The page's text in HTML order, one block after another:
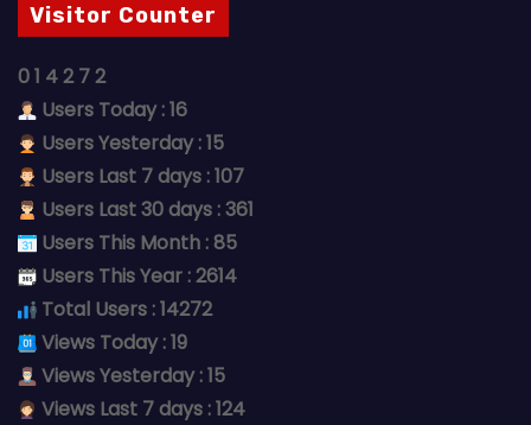
Visitor Counter
01 42 72
Users Today : 16
Users Yesterday : 15
Users Last 7 days : 107
Users Last 30 days : 361
Users This Month : 85
Users This Year : 2614
Total Users : 14272
Views Today : 19
Views Yesterday : 15
Views Last 7 days : 124